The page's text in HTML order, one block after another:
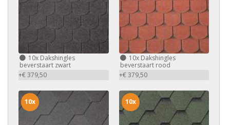
10x Dakshingles
beverstaart zwart
+€ 379,50
10xDakshingles
beverstaart rood
+€ 379,50
10x 10x